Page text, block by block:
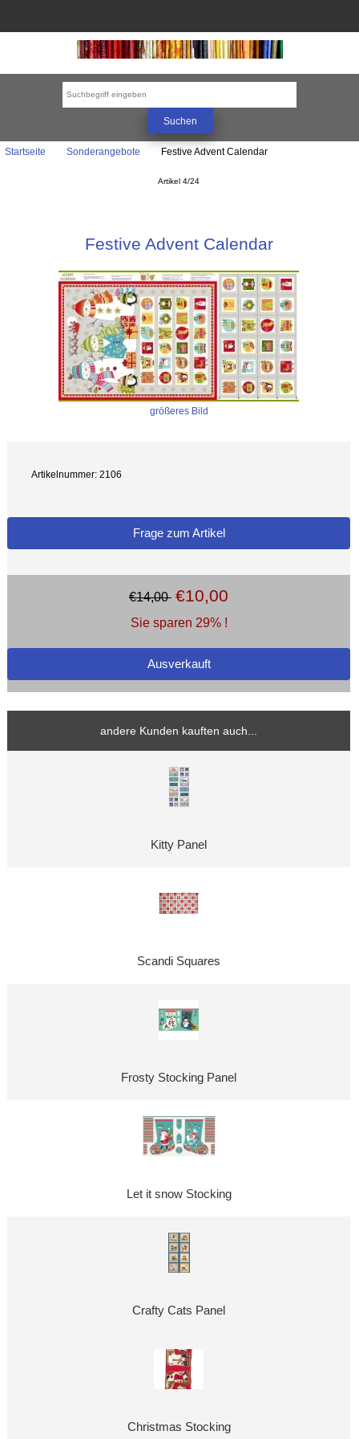
Startseite Sonderangebote Festive Advent Calendar
Artikel 4/24
Festive Advent Calendar
größeres Bild
Artikelnummer: 2106
Frage zum Artikel
€14,00 €10,00
Sie sparen 29% !
Ausverkauft
andere Kunden kauften auch...
Kitty Panel
Scandi Squares
Frosty Stocking Panel
Let it snow Stocking
Crafty Cats Panel
Christmas Stocking